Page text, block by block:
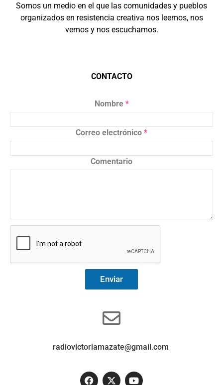
Somos un medio en el que las comunidades y pueblos
organizados en resistencia creativa nos leemos, nos
vemos y nos escuchamos.
CONTACTO
Nombre *
Correo electrónico *
Comentario
Enviar
radiovictoriamazate@gmail.com